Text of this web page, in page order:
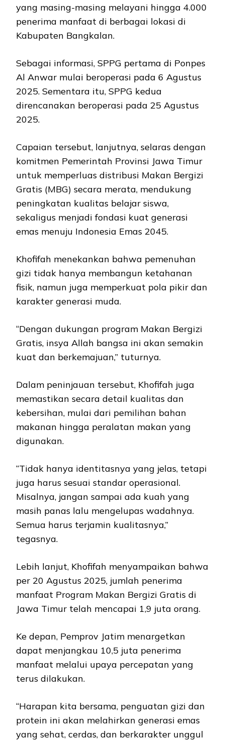
yang masing-masing melayani hingga 4.000
penerima manfaat di berbagai lokasi di
Kabupaten Bangkalan.
Sebagai informasi, SPPG pertama di Ponpes
Al Anwar mulai beroperasi pada 6 Agustus
2025. Sementara itu, SPPG kedua
direncanakan beroperasi pada 25 Agustus
2025.
Capaian tersebut, lanjutnya, selaras dengan
komitmen Pemerintah Provinsi Jawa Timur
untuk memperluas distribusi Makan Bergizi
Gratis (MBG) secara merata, mendukung
peningkatan kualitas belajar siswa,
sekaligus menjadi fondasi kuat generasi
emas menuju Indonesia Emas 2045.
Khofifah menekankan bahwa pemenuhan
gizi tidak hanya membangun ketahanan
fisik, namun juga memperkuat pola pikir dan
karakter generasi muda.
“Dengan dukungan program Makan Bergizi
Gratis, insya Allah bangsa ini akan semakin
kuat dan berkemajuan,” tuturnya.
Dalam peninjauan tersebut, Khofifah juga
memastikan secara detail kualitas dan
kebersihan, mulai dari pemilihan bahan
makanan hingga peralatan makan yang
digunakan.
“Tidak hanya identitasnya yang jelas, tetapi
juga harus sesuai standar operasional.
Misalnya, jangan sampai ada kuah yang
masih panas lalu mengelupas wadahnya.
Semua harus terjamin kualitasnya,”
tegasnya.
Lebih lanjut, Khofifah menyampaikan bahwa
per 20 Agustus 2025, jumlah penerima
manfaat Program Makan Bergizi Gratis di
Jawa Timur telah mencapai 1,9 juta orang.
Ke depan, Pemprov Jatim menargetkan
dapat menjangkau 10,5 juta penerima
manfaat melalui upaya percepatan yang
terus dilakukan.
“Harapan kita bersama, penguatan gizi dan
protein ini akan melahirkan generasi emas
yang sehat, cerdas, dan berkarakter unggul